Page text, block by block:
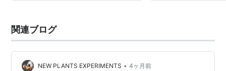
関連ブログ
NEW PLANTS EXPERIMENTS • 4ヶ月前